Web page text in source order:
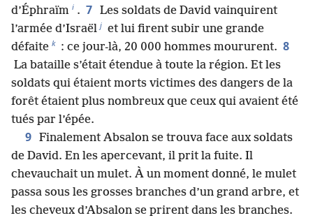
d’Éphraïm i . 7 Les soldats de David vainquirent
l’armée d’Israël j et lui firent subir une grande
défaite k : ce jour-là, 20 000 hommes moururent. 8
La bataille s’était étendue à toute la région. Et les
soldats qui étaient morts victimes des dangers de la
forêt étaient plus nombreux que ceux qui avaient été
tués par l’épée.
9 Finalement Absalon se trouva face aux soldats
de David. En les apercevant, il prit la fuite. Il
chevauchait un mulet. À un moment donné, le mulet
passa sous les grosses branches d’un grand arbre, et
les cheveux d’Absalon se prirent dans les branches.